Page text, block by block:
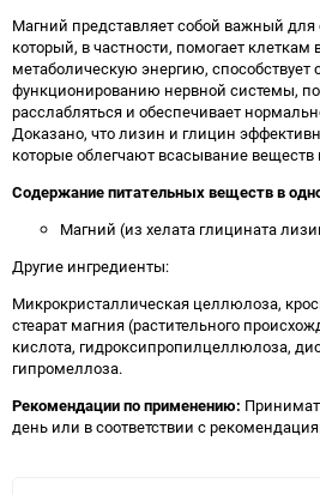
Магний представляет собой важный
который, в частности, помогает клеткам
метаболическую энергию,
функционированию нервной системы,
расслабляться и обеспечивает
Доказано, что лизин и глицин
которые облегчают всасывание
Содержание питательных веществ в
Магний (из хелата глицината
Другие ингредиенты:
Микрокристаллическая целлюлоза,
стеарат магния (растительного
кислота, гидроксипропилцеллюлоза,
гипромеллоза.
Рекомендации по применению:
день или в соответствии с